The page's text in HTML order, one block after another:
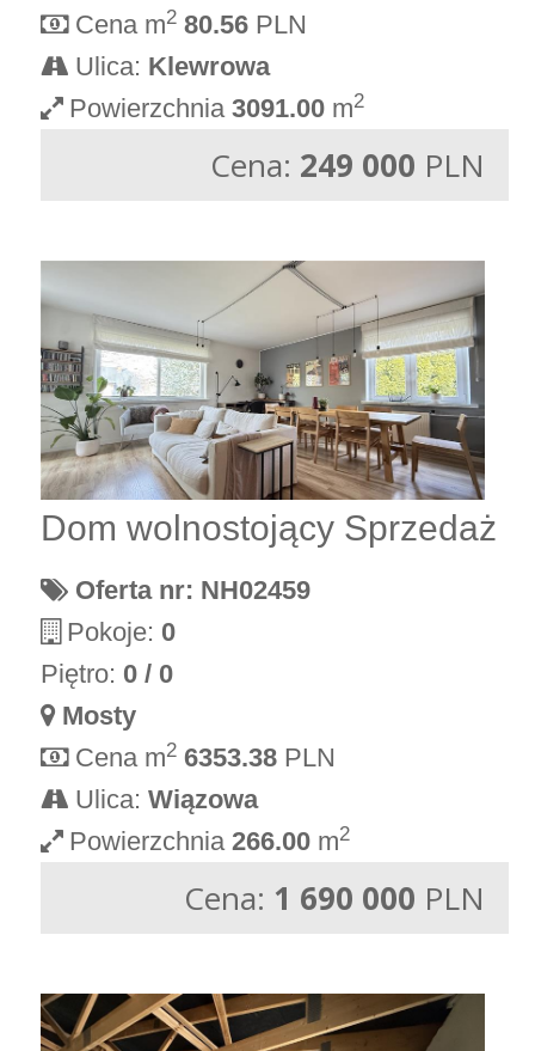
Cena m2 80.56 PLN
Ulica: Klewrowa
Powierzchnia3091.00 m2
Cena: 249 000 PLN
Dom wolnostojący Sprzedaż
Oferta nr: NH02459
Pokoje: 0
Piętro: 0 / 0
Mosty
Cena m2 6353.38 PLN
Ulica:Wiązowa
Powierzchnia266.00 m2
Cena: 1 690 000 PLN